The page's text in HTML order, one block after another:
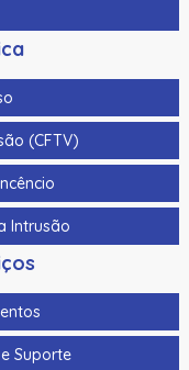
(CFTV)
Intrusão
Suporte